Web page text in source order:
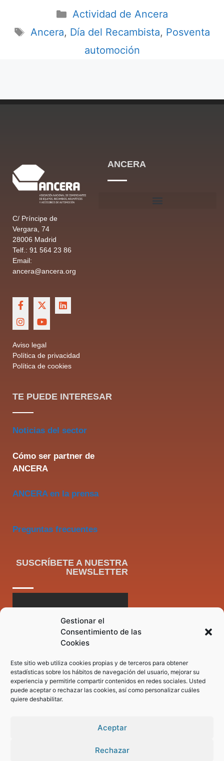
Gestionar el
Consentimiento de las
Cookies
Este sitio web utiliza cookies propias y de terceros para obtener
estadísticas sobre los hábitos de navegación del usuario, mejorar su
experiencia y permitirle compartir contenidos en redes sociales. Usted
puede aceptar o rechazar las cookies, así como personalizar cuáles
quiere deshabilitar.
Aceptar
Rechazar
Actividad de Ancera
Ancera, Día del Recambista, Posventa
automoción
C/ Príncipe de
Vergara, 74
28006 Madrid
Telf.: 91 564 23 86
Email:
ancera@ancera.org
Aviso legal
Política de privacidad
Política de cookies
ANCERA
TE PUEDE INTERESAR
Noticias del sector
Cómo ser partner de
ANCERA
ANCERA en la prensa
Preguntas frecuentes
SUSCRÍBETE A NUESTRA
NEWSLETTER